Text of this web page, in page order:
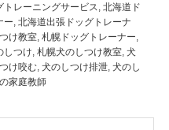
トレーニングサービス 北海道ド
ー 北海道出張ドッグトレーナ
け教室 札幌ドッグトレーナー
しつけ 札幌犬のしつけ教室 犬
け咬む 犬のしつけ排泄 犬のし
家庭教師